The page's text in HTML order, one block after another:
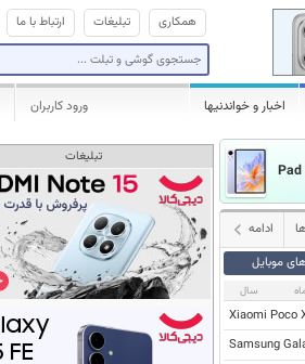
ارتباط با ما تبلیغات همکاری
اخبار و خواندنیها ورود کاربران
ادامه
موبایل
سال
Xiaomi Poco
Samsung
تبلیغات